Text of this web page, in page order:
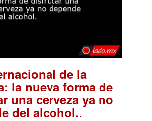
de la
la nueva forma de
una cerveza ya no
del alcohol..